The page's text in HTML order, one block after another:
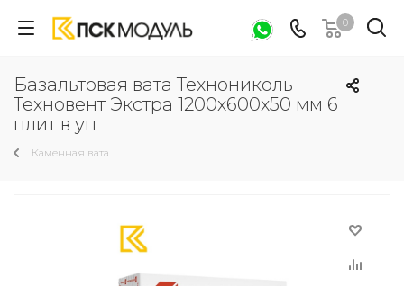
0
Базальтовая вата Технониколь
Техновент Экстра 1200х600х50 мм 6
плит в уп
Каменная вата